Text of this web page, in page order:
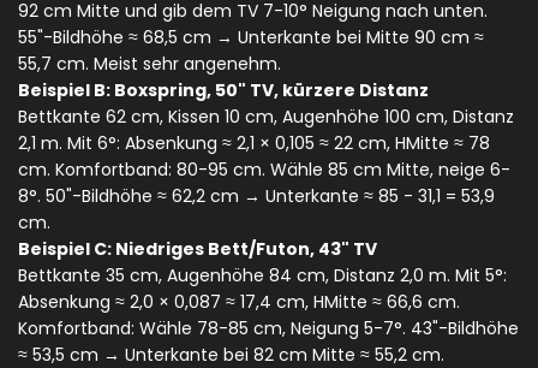
92 cm Mitte und gib dem TV 7-10° Neigung nach unten.
55"-Bildhöhe ≈ 68,5 cm → Unterkante bei Mitte 90 cm ≈
55,7 cm. Meist sehr angenehm.
Beispiel B: Boxspring, 50" TV, kürzere Distanz
Bettkante 62 cm, Kissen 10 cm, Augenhöhe 100 cm, Distanz
2,1 m. Mit 6°: Absenkung ≈ 2,1 × 0,105 ≈ 22 cm, HMitte ≈ 78
cm. Komfortband: 80-95 cm. Wähle 85 cm Mitte, neige 6-
8°. 50"-Bildhöhe ≈ 62,2 cm → Unterkante ≈ 85 - 31,1 = 53,9
cm.
Beispiel C: Niedriges Bett/Futon, 43" TV
Bettkante 35 cm, Augenhöhe 84 cm, Distanz 2,0 m. Mit 5°:
Absenkung ≈ 2,0 × 0,087 ≈ 17,4 cm, HMitte ≈ 66,6 cm.
Komfortband: Wähle 78-85 cm, Neigung 5-7°. 43"-Bildhöhe
≈ 53,5 cm → Unterkante bei 82 cm Mitte ≈ 55,2 cm.